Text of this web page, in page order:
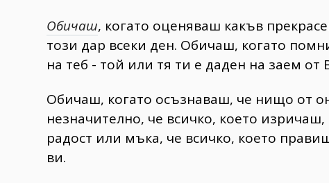
Обичаш, когато оценяваш какъв
този дар всеки ден. Обичаш, когато
на теб - той или тя ти е даден на заем от
Обичаш, когато осъзнаваш, че нищо от
незначително, че всичко, което
радост или мъка, че всичко, което
ви.